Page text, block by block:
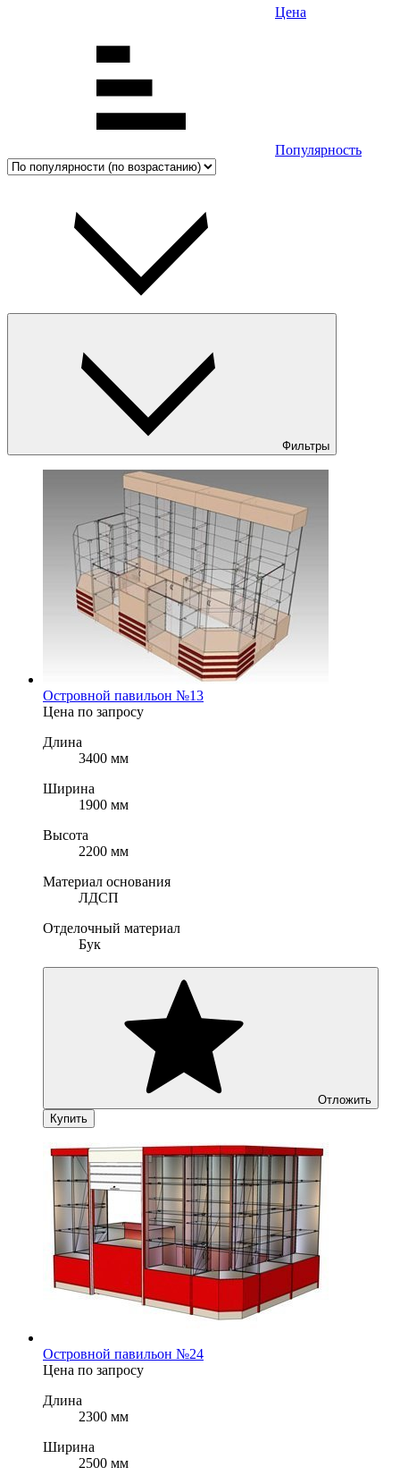
Цена
Популярность
Фильтры
Островной павильон №13
Цена по запросу
Длина
3400 мм
Ширина
1900 мм
Высота
2200 мм
Материал основания
ЛДСП
Отделочный материал
Бук
Отложить
Купить
Островной павильон №24
Цена по запросу
Длина
2300 мм
Ширина
2500 мм